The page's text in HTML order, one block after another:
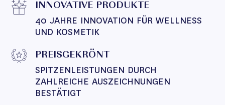
INNOVATIVE PRODUKTE
40 JAHRE INNOVATION FÜR WELLNESS
UND KOSMETIK
PREISGEKRÖNT
SPITZENLEISTUNGEN DURCH
ZAHLREICHE AUSZEICHNUNGEN
BESTÄTIGT